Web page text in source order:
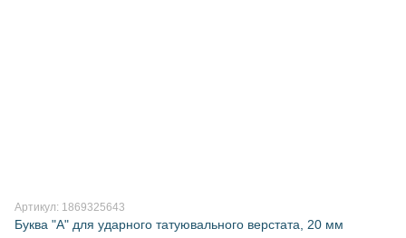
Артикул: 1869325643
Буква "A" для ударного татуювального верстата, 20 мм